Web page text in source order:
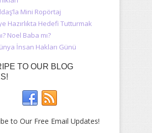
Mini Ropörtaj
Hazırlıkta Hedefi Tutturmak
Noel Baba mı?
İnsan Hakları Günü
TO OUR BLOG
to Our Free Email Updates!